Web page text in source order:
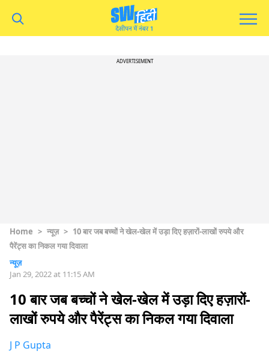
ADVERTISEMENT
Home > न्यूज़ > 10 बार जब बच्चों ने खेल-खेल में उड़ा दिए हज़ारों-लाखों रुपये और
पैरेंट्स का निकल गया दिवाला
न्यूज़
Jan 29, 2022 at 11:15 AM
10 बार जब बच्चों ने खेल-खेल में उड़ा दिए हज़ारों-
लाखों रुपये और पैरेंट्स का निकल गया दिवाला
J P Gupta